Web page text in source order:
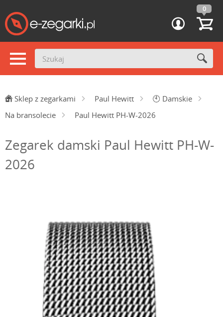
0
Sklep z zegarkami Paul Hewitt 🕙 Damskie
Na bransolecie
Paul Hewitt PH-W-2026
Zegarek damski Paul Hewitt PH-W-
2026